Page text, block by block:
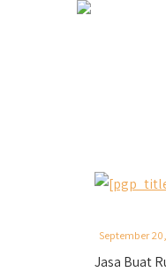
September
Jasa Buat